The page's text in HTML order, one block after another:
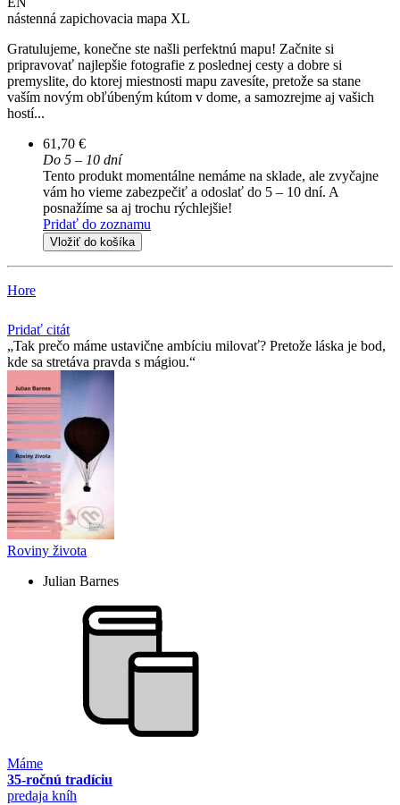
nástenná zapichovacia mapa XL
Gratulujeme, konečne ste našli perfektnú mapu! Začnite si
pripravovať najlepšie fotografie z poslednej cesty a dobre si
premyslite, do ktorej miestnosti mapu zavesíte, pretože sa stane
vaším novým obľúbeným kútom v dome, a samozrejme aj vašich
hostí...
61,70 €
Do 5 – 10 dní
Tento produkt momentálne nemáme na sklade, ale zvyčajne
vám ho vieme zabezpečiť a odoslať do 5 – 10 dní. A
posnažíme sa aj trochu rýchlejšie!
Pridať do zoznamu
Vložiť do košíka
Hore
Pridať citát
Tak prečo máme ustavične ambíciu milovať? Pretože láska je bod,
kde sa stretáva pravda s mágiou.
Roviny života
Julian Barnes
Máme
35-ročnú tradíciu
predaja kníh